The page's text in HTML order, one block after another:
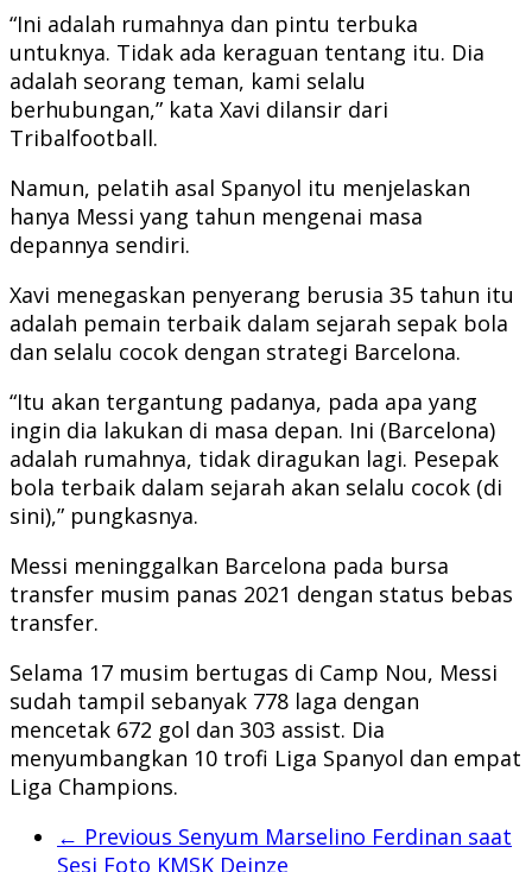
“Ini adalah rumahnya dan pintu terbuka
untuknya. Tidak ada keraguan tentang itu. Dia
adalah seorang teman, kami selalu
berhubungan,” kata Xavi dilansir dari
Tribalfootball.
Namun, pelatih asal Spanyol itu menjelaskan
hanya Messi yang tahun mengenai masa
depannya sendiri.
Xavi menegaskan penyerang berusia 35 tahun itu
adalah pemain terbaik dalam sejarah sepak bola
dan selalu cocok dengan strategi Barcelona.
“Itu akan tergantung padanya, pada apa yang
ingin dia lakukan di masa depan. Ini (Barcelona)
adalah rumahnya, tidak diragukan lagi. Pesepak
bola terbaik dalam sejarah akan selalu cocok (di
sini),” pungkasnya.
Messi meninggalkan Barcelona pada bursa
transfer musim panas 2021 dengan status bebas
transfer.
Selama 17 musim bertugas di Camp Nou, Messi
sudah tampil sebanyak 778 laga dengan
mencetak 672 gol dan 303 assist. Dia
menyumbangkan 10 trofi Liga Spanyol dan empat
Liga Champions.
← Previous Senyum Marselino Ferdinan saat
Sesi Foto KMSK Deinze